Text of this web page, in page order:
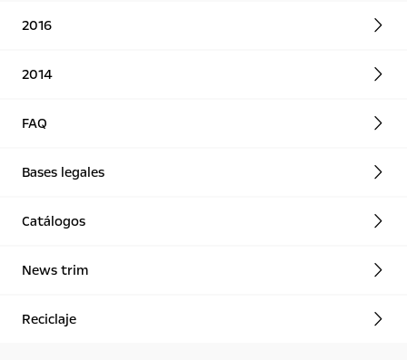
2016
2014
FAQ
Bases legales
Catálogos
News trim
Reciclaje